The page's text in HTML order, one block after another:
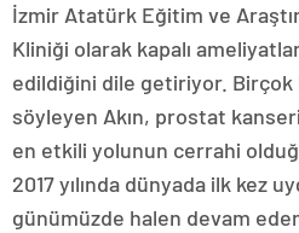
İzmir Atatürk Eğitim ve
Kliniği olarak kapalı
edildiğini dile getiriyor.
söyleyen Akın, prostat
en etkili yolunun cerrahi
2017 yılında dünyada ilk kez
günümüzde halen devam